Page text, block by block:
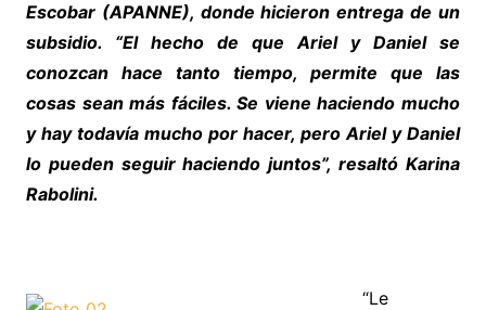
Escobar (APANNE), donde hicieron entrega de un
subsidio. “El hecho de que Ariel y Daniel se
conozcan hace tanto tiempo, permite que las
cosas sean más fáciles. Se viene haciendo mucho
y hay todavía mucho por hacer, pero Ariel y Daniel
lo pueden seguir haciendo juntos”, resaltó Karina
Rabolini.
“Le